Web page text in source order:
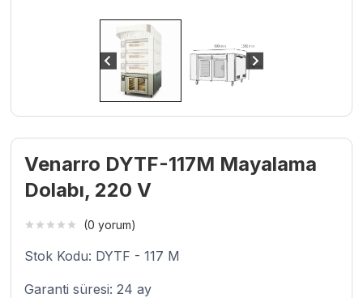
Venarro DYTF-117M Mayalama
Dolabı, 220 V
(0 yorum)
Stok Kodu: DYTF - 117 M
Garanti süresi: 24 ay